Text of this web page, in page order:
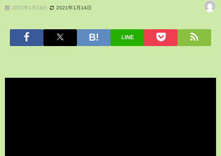
2021年1月14日 2021年1月14日
LINE